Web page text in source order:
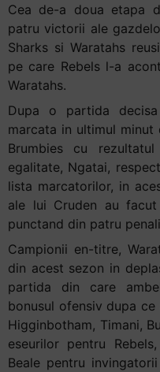
Cea de-a doua etapa
patru victorii ale
Sharks si Waratahs
pe care Rebels l-a
Waratahs.
Dupa o partida
marcata in ultimul minut
Brumbies cu
egalitate, Ngatai,
lista marcatorilor, in
ale lui Cruden au
punctand din patru
Campionii en-titre,
din acest sezon in
partida din care
bonusul ofensiv dupa
Higginbotham, Timani,
eseurilor pentru
Beale pentru